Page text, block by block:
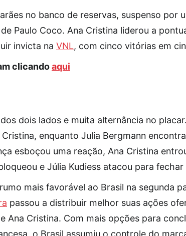
no banco de reservas, suspenso por
Paulo Coco. Ana Cristina liderou a
invicta na VNL, com cinco vitórias em
clicandoaqui
dois lados e muita alternância no
enquanto Julia Bergmann
esboçou uma reação, Ana Cristina
e Júlia Kudiess atacou para
mais favorável ao Brasil na segunda
passou a distribuir melhor suas ações
Ana Cristina. Com mais opções para
o Brasil assumiu o controle do